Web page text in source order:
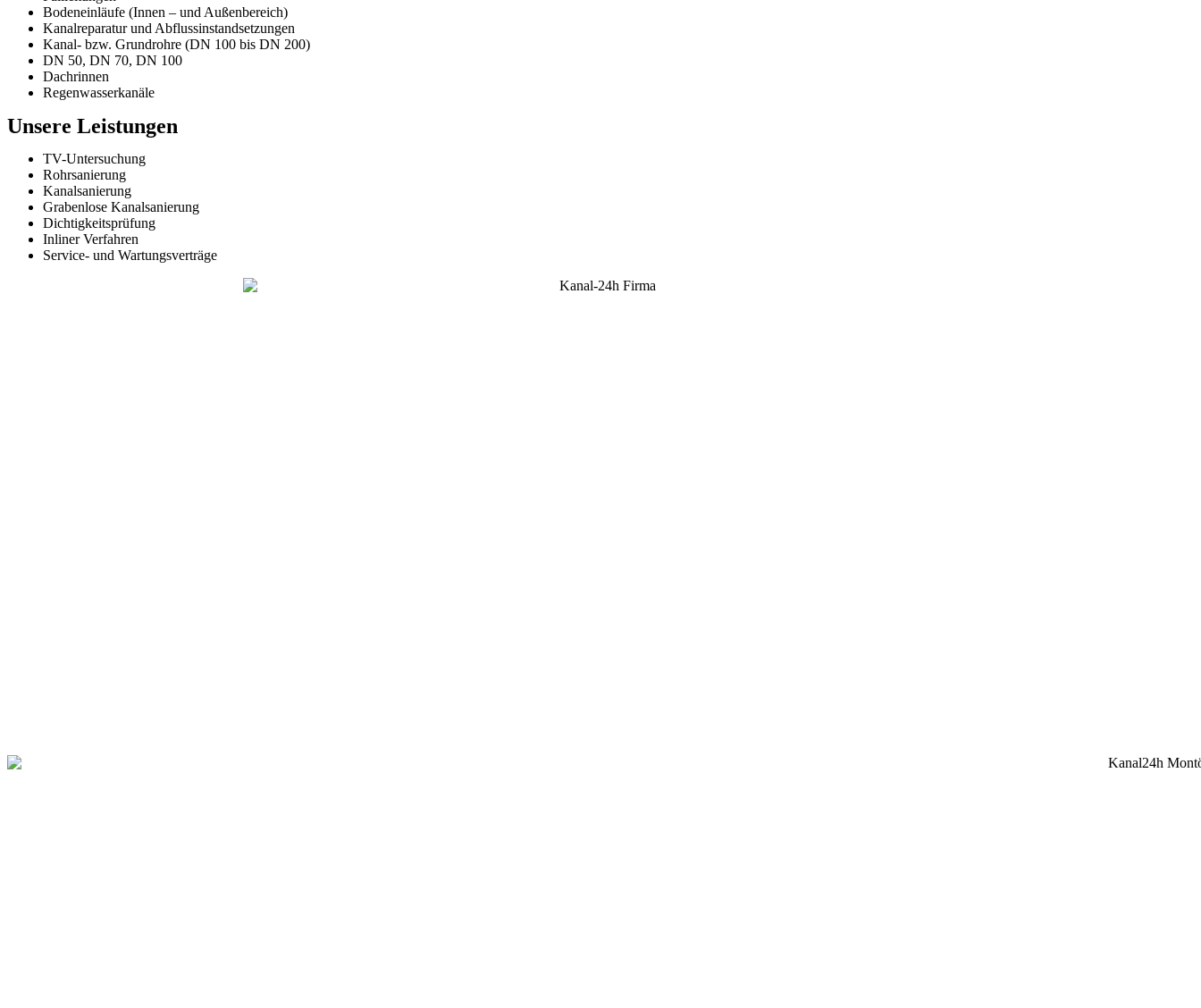
Bodeneinläufe (Innen – und Außenbereich)
Kanalreparatur und Abflussinstandsetzungen
Kanal- bzw. Grundrohre (DN 100 bis DN 200)
DN 50, DN 70, DN 100
Dachrinnen
Regenwasserkanäle
Unsere Leistungen
TV-Untersuchung
Rohrsanierung
Kanalsanierung
Grabenlose Kanalsanierung
Dichtigkeitsprüfung
Inliner Verfahren
Service- und Wartungsverträge